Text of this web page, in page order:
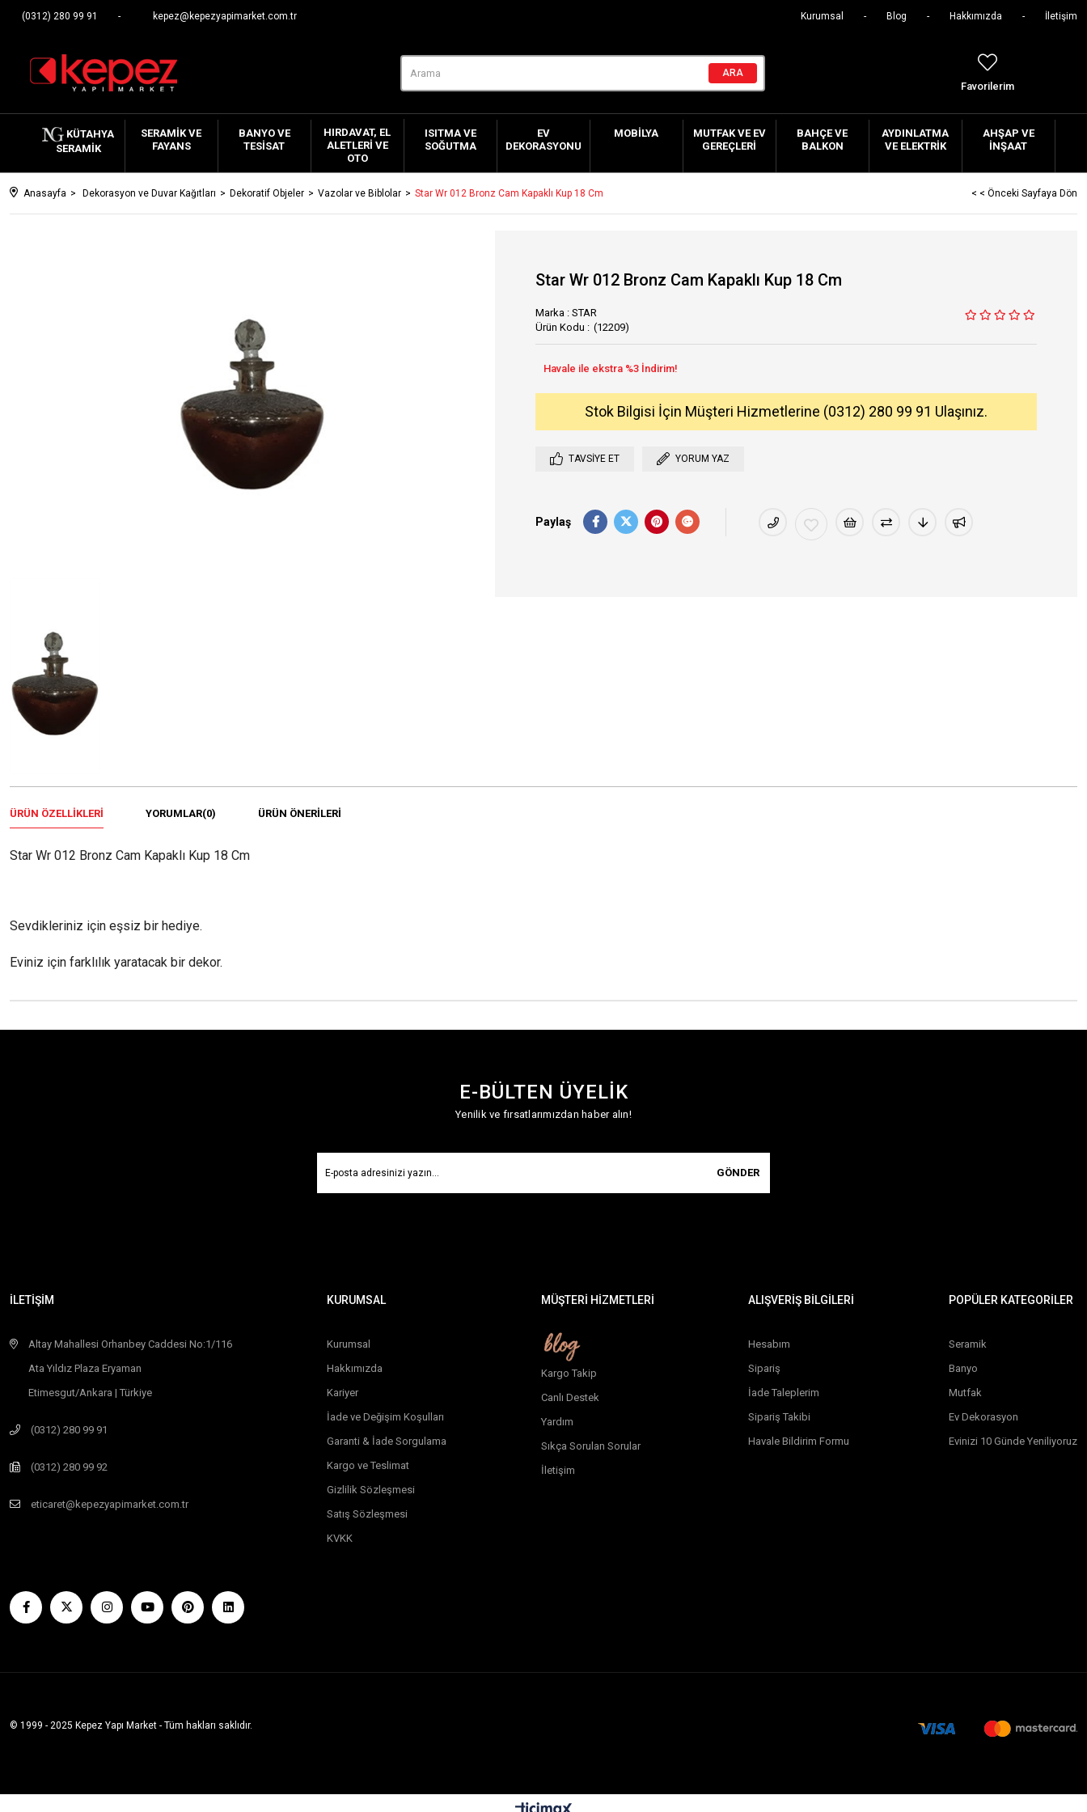
(0312) 280 99 91 kepez@kepezyapimarket.com.tr Kurumsal Blog Hakkımızda İletişim
Favorilerim
KÜTAHYA
SERAMIK
SERAMIK VE
FAYANS
BANYO VE
TESISAT
HIRDAVAT, EL
ALETLERI VE
OTO
ISITMA VE
SOĞUTMA
EV
DEKORASYONU
MOBILYA
MUTFAK VE EV
GEREÇLERI
BAHÇE VE
BALKON
AYDINLATMA
VE ELEKTRIK
AHŞAP VE
İNŞAAT
Anasayfa Dekorasyon ve Duvar Kağıtları Dekoratif Objeler Vazolar ve Biblolar Star Wr 012 Bronz Cam Kapaklı Kup 18 Cm < < Önceki Sayfaya Dön
Star Wr 012 Bronz Cam Kapaklı Kup 18 Cm
Marka : STAR
(12209)
Stok Bilgisi İçin Müşteri Hizmetlerine (0312) 280 99 91 Ulaşınız.
TAVSIYE ET YORUM YAZ
Paylaş
ÜRÜN ÖZELLIKLERI YORUMLAR(0) ÜRÜN ÖNERILERI
Star Wr 012 Bronz Cam Kapaklı Kup 18 Cm
Sevdikleriniz için eşsiz bir hediye.
Eviniz için farklılık yaratacak bir dekor.
E-BÜLTEN ÜYELİK
Yenilik ve fırsatlarımızdan haber alın!
GÖNDER
İLETİŞİM
Altay Mahallesi Orhanbey Caddesi No:1/116
Ata Yıldız Plaza Eryaman
Etimesgut/Ankara | Türkiye
(0312) 280 99 91
(0312) 280 99 92
eticaret@kepezyapimarket.com.tr
KURUMSAL
Kurumsal
Hakkımızda
Kariyer
İade ve Değişim Koşulları
Garanti & İade Sorgulama
Kargo ve Teslimat
Gizlilik Sözleşmesi
Satış Sözleşmesi
KVKK
MÜŞTERİ HİZMETLERİ
Kargo Takip
Canlı Destek
Yardım
Sıkça Sorulan Sorular
İletişim
ALIŞVERİŞ BİLGİLERİ
Hesabım
Sipariş
İade Taleplerim
Sipariş Takibi
Havale Bildirim Formu
POPÜLER KATEGORİLER
Seramik
Banyo
Mutfak
Ev Dekorasyon
Evinizi 10 Günde Yeniliyoruz
© 1999 - 2025 Kepez Yapı Market - Tüm hakları saklıdır.